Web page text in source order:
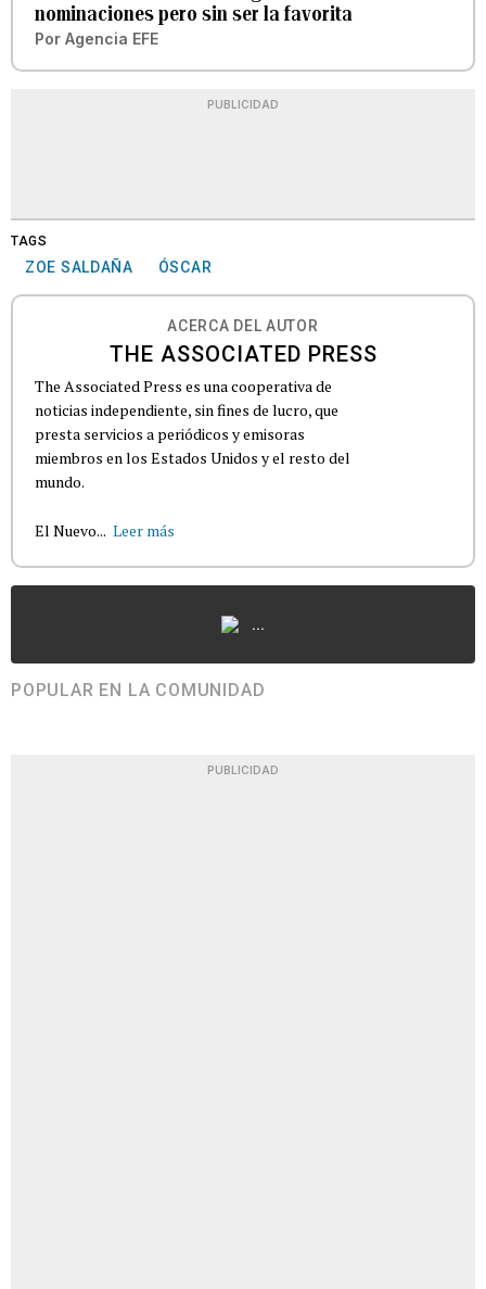
nominaciones pero sin ser la favorita
Por Agencia EFE
PUBLICIDAD
TAGS
ZOE SALDAÑA ÓSCAR
ACERCA DEL AUTOR
THE ASSOCIATED PRESS
The Associated Press es una cooperativa de
noticias independiente, sin fines de lucro, que
presta servicios a periódicos y emisoras
miembros en los Estados Unidos y el resto del
mundo.
El Nuevo... Leer más
...
POPULAR EN LA COMUNIDAD
PUBLICIDAD